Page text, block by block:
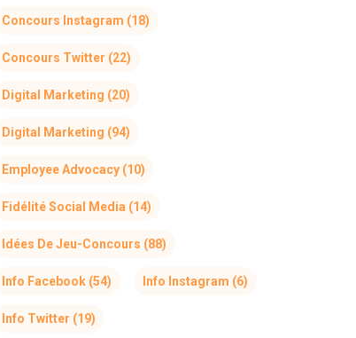
Concours Instagram (18)
Concours Twitter (22)
Digital Marketing (20)
Digital Marketing (94)
Employee Advocacy(10)
Fidélité Social Media (14)
Idées De Jeu-Concours (88)
Info Facebook(54) Info Instagram (6)
Info Twitter (19)